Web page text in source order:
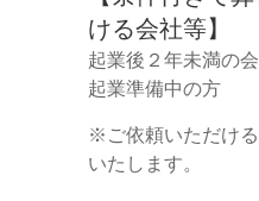
ける会社等】
起業後２年未満の
起業準備中の方
※ご依頼いただけ
いたします。